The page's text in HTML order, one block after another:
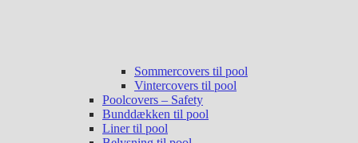
Sommercovers til pool
Vintercovers til pool
Poolcovers – Safety
Bunddækken til pool
Liner til pool